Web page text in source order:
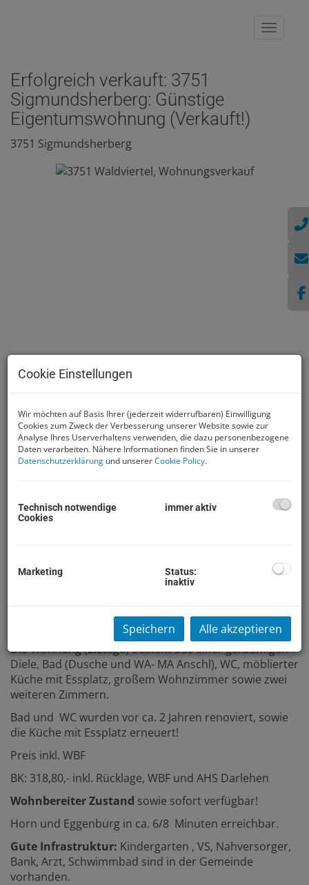
Erfolgreich verkauft: 3751
Sigmundsherberg: Günstige
Eigentumswohnung (Verkauft!)
3751 Sigmundsherberg
3751 Waldviertel, Wohnungsverkauf
Renovierte Eigentumswohnung mit sonniger,
Gute Pendlereignung(Bahnhof Sigmundsherberg
Die Wohnung (2.Etage) besteht aus einer geräumigen
Diele, Bad (Dusche und WA- MA Anschl), WC, möblierter
Küche mit Essplatz, großem Wohnzimmer sowie zwei
weiteren Zimmern.
Bad und WC wurden vor ca. 2 Jahren renoviert, sowie
die Küche mit Essplatz erneuert!
Preis inkl. WBF
BK: 318,80,- inkl. Rücklage, WBF und AHS Darlehen
Wohnbereiter Zustand sowie sofort verfügbar!
Horn und Eggenburg in ca. 6/8 Minuten erreichbar.
Gute Infrastruktur: Kindergarten , VS, Nahversorger,
Bank, Arzt, Schwimmbad sind in der Gemeinde
vorhanden.
Cookie Einstellungen
Wir möchten auf Basis Ihrer (jederzeit widerrufbaren) Einwilligung
Cookies zum Zweck der Verbesserung unserer Website sowie zur
Analyse Ihres Userverhaltens verwenden, die dazu personenbezogene
Daten verarbeiten. Nähere Informationen finden Sie in unserer
Datenschutzerklärung und unsererCookie Policy.
Technisch notwendige
Cookies
immer aktiv
Marketing
Status:
inaktiv
Speichern Alle akzeptieren